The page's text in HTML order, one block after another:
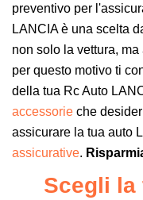
preventivo per
LANCIA è una scelta
non solo la vettura,
per questo motivo ti
della tua Rc Auto
accessorie che
assicurare la tua auto
assicurative.
Scegli la